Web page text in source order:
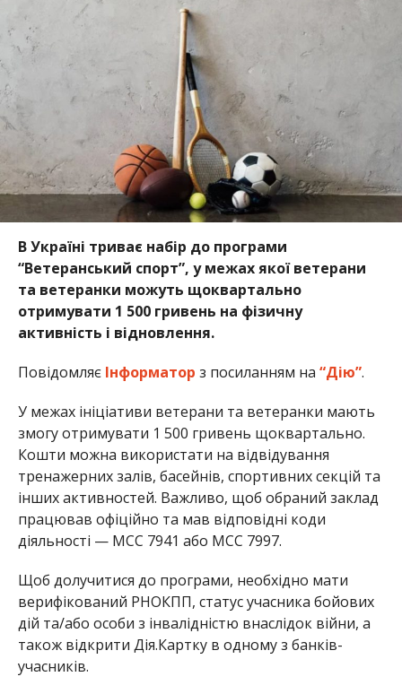
В Україні триває набір до програми
“Ветеранський спорт”, у межах якої ветерани
та ветеранки можуть щоквартально
отримувати 1 500 гривень на фізичну
активність і відновлення.
Повідомляє Інформатор з посиланням на “Дію”.
У межах ініціативи ветерани та ветеранки мають
змогу отримувати 1 500 гривень щоквартально.
Кошти можна використати на відвідування
тренажерних залів, басейнів, спортивних секцій та
інших активностей. Важливо, щоб обраний заклад
працював офіційно та мав відповідні коди
діяльності — MCC 7941 або MCC 7997.
Щоб долучитися до програми, необхідно мати
верифікований РНОКПП, статус учасника бойових
дій та/або особи з інвалідністю внаслідок війни, а
також відкрити Дія.Картку в одному з банків-
учасників.